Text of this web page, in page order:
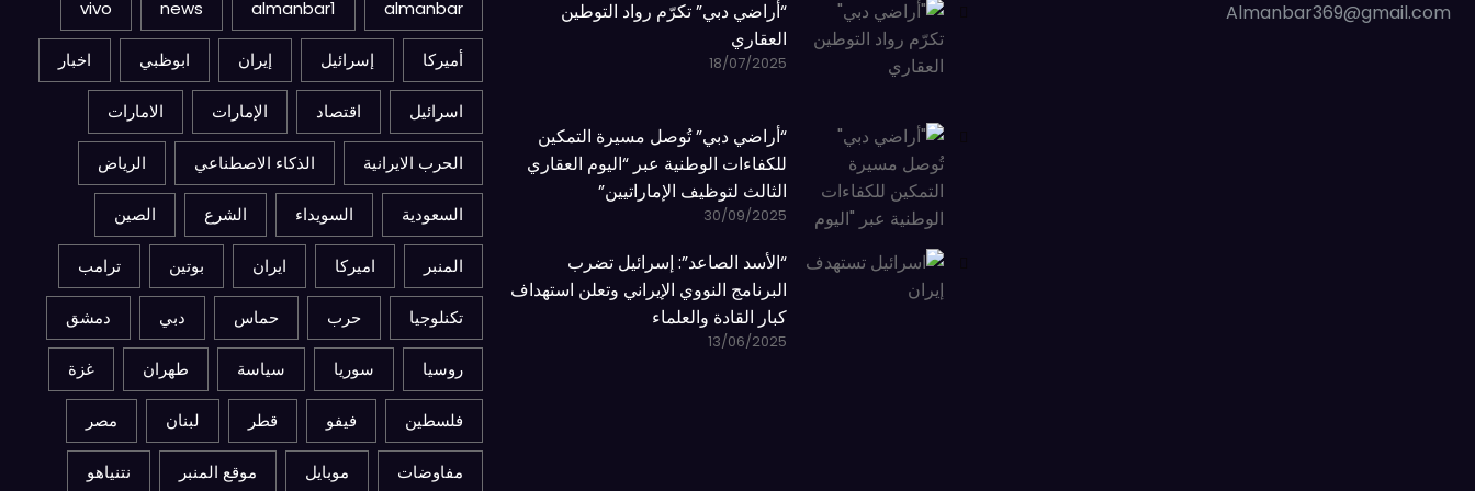
Almanbar369@gmail.com
“أراضي دبي” تكرّم رواد التوطين
العقاري
18/07/2025
“أراضي دبي” تُوصل مسيرة التمكين
للكفاءات الوطنية عبر “اليوم العقاري
الثالث لتوظيف الإماراتيين”
30/09/2025
“الأسد الصاعد”: إسرائيل تضرب
البرنامج النووي الإيراني وتعلن استهداف
كبار القادة والعلماء
13/06/2025
almanbar
almanbar1
news
vivo
أميركا إسرائيل إيران ابوظبي اخبار
اسرائيل اقتصاد الإمارات الامارات
الحرب الايرانية الذكاء الاصطناعي الرياض
السعودية السويداء الشرع الصين
المنبر اميركا ايران بوتين ترامب
تكنلوجيا حرب حماس دبي دمشق
روسيا سوريا سياسة طهران غزة
فلسطين فيفو قطر لبنان مصر
مفاوضات موبايل موقع المنبر نتنياهو